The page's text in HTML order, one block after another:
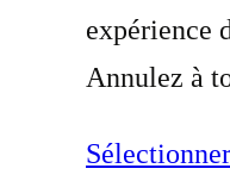
expérience
Annulez à
Sélectionner